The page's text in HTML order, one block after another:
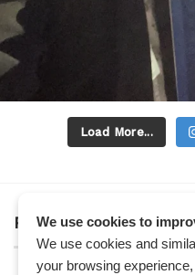
Load More...
FANPAGE
We use cookies to
We use cookies and
your browsing